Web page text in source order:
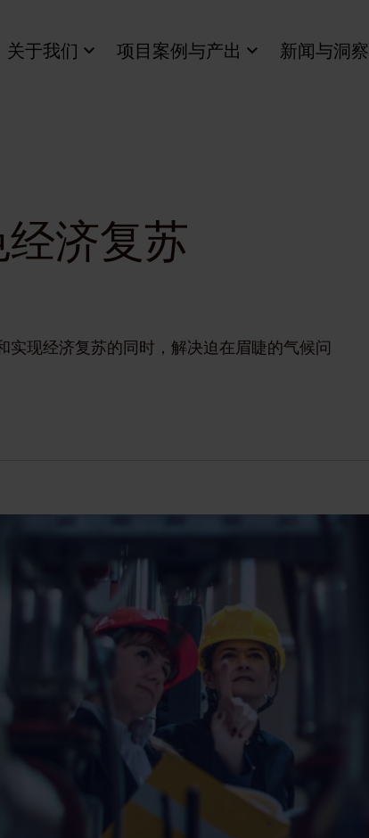
关于我们 项目案例与产出 新闻与洞察
济复苏
现经济复苏的同时，解决迫在眉睫的气候问